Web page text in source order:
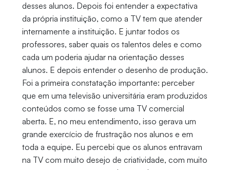
desses alunos. Depois foi entender a expectativa
da própria instituição, como a TV tem que atender
internamente a instituição. E juntar todos os
professores, saber quais os talentos deles e como
cada um poderia ajudar na orientação desses
alunos. E depois entender o desenho de produção.
Foi a primeira constatação importante: perceber
que em uma televisão universitária eram produzidos
conteúdos como se fosse uma TV comercial
aberta. E, no meu entendimento, isso gerava um
grande exercício de frustração nos alunos e em
toda a equipe. Eu percebi que os alunos entravam
na TV com muito desejo de criatividade, com muito